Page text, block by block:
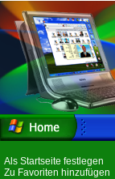
Als Startseite festlegen
Zu Favoriten hinzufügen